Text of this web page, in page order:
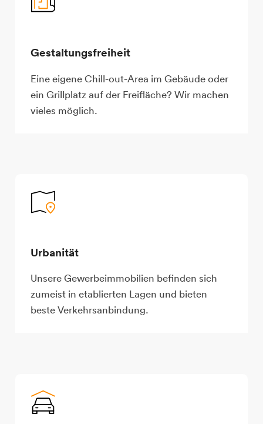
Gestaltungsfreiheit
Eine eigene Chill-out-Area im Gebäude oder
ein Grillplatz auf der Freifläche? Wir machen
vieles möglich.
Urbanität
Unsere Gewerbeimmobilien befinden sich
zumeist in etablierten Lagen und bieten
beste Verkehrsanbindung.